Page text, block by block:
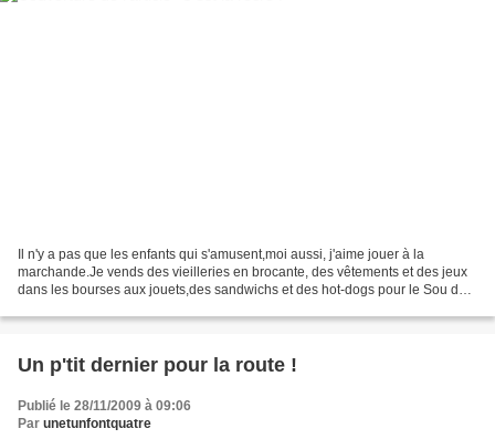
Il n'y a pas que les enfants qui s'amusent,moi aussi, j'aime jouer à la
marchande.Je vends des vieilleries en brocante, des vêtements et des jeux
dans les bourses aux jouets,des sandwichs et des hot-dogs pour le Sou des
Un p'tit dernier pour la route !
Publié le 28/11/2009 à 09:06
Par unetunfontquatre